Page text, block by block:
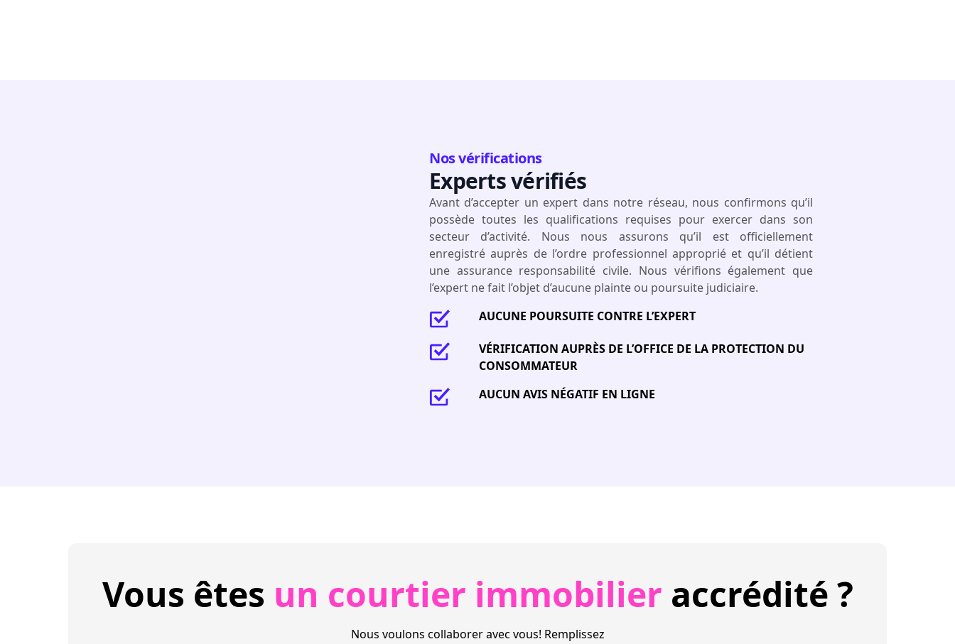
Nos vérifications
Experts vérifiés
Avant d’accepter un expert dans notre réseau, nous confirmons qu’il
possède toutes les qualifications requises pour exercer dans son
secteur d’activité. Nous nous assurons qu’il est officiellement
enregistré auprès de l’ordre professionnel approprié et qu’il détient
une assurance responsabilité civile. Nous vérifions également que
l’expert ne fait l’objet d’aucune plainte ou poursuite judiciaire.
AUCUNE POURSUITE CONTRE L’EXPERT
VÉRIFICATION AUPRÈS DE L’OFFICE DE LA PROTECTION DU
CONSOMMATEUR
AUCUN AVIS NÉGATIF EN LIGNE
Vous êtes un courtier immobilier accrédité ?
Nous voulons collaborer avec vous! Remplissez